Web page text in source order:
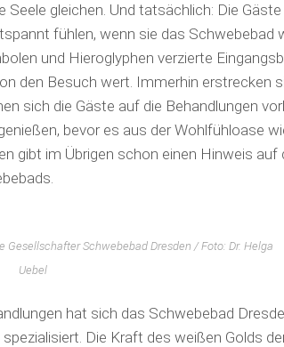
gleichen. Und tatsächlich: Die
fühlen, wenn sie das Schwebebad
und Hieroglyphen verzierte
den Besuch wert. Immerhin erstrecken
sich die Gäste auf die Behandlungen
bevor es aus der Wohlfühloase
gibt im Übrigen schon einen Hinweis auf
Schwebebad Dresden / Foto: Dr. Helga
Uebel
hat sich das Schwebebad
Die Kraft des weißen Golds